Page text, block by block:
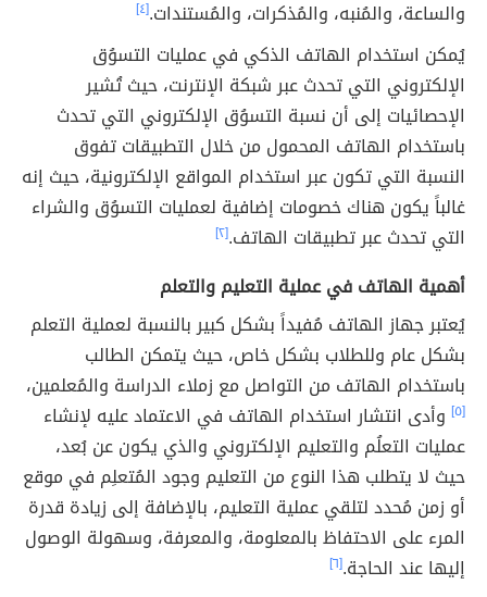
والساعة، والمُنبه، والمُذكرات، والمُستندات.[٤]
يُمكن استخدام الهاتف الذكي في عمليات التسوُق
الإلكتروني التي تحدث عبر شبكة الإنترنت، حيث تُشير
الإحصائيات إلى أن نسبة التسوُق الإلكتروني التي تحدث
باستخدام الهاتف المحمول من خلال التطبيقات تفوق
النسبة التي تكون عبر استخدام المواقع الإلكترونية، حيث إنه
غالباً يكون هناك خصومات إضافية لعمليات التسوُق والشراء
التي تحدث عبر تطبيقات الهاتف.[٢]
أهمية الهاتف في عملية التعليم والتعلم
يُعتبر جهاز الهاتف مُفيداً بشكل كبير بالنسبة لعملية التعلم
بشكل عام وللطلاب بشكل خاص، حيث يتمكن الطالب
باستخدام الهاتف من التواصل مع زملاء الدراسة والمُعلمين،
[٥]
وأدى انتشار استخدام الهاتف في الاعتماد عليه لإنشاء
عمليات التعلُم والتعليم الإلكتروني والذي يكون عن بُعد،
حيث لا يتطلب هذا النوع من التعليم وجود المُتعلِم في موقع
أو زمن مُحدد لتلقي عملية التعليم، بالإضافة إلى زيادة قدرة
المرء على الاحتفاظ بالمعلومة، والمعرفة، وسهولة الوصول
إليها عند الحاجة.[٦]